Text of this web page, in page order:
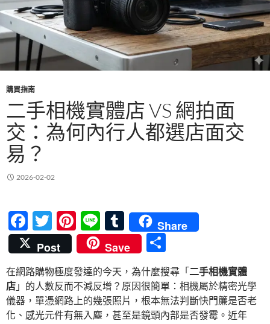
購買指南
二手相機實體店 VS 網拍面
交：為何內行人都選店面交
易？
2026-02-02
F
ac
e
b
o
o
T
w
itt
er
Pi
nt
er
es
t
Li
n
e
T
u
m
bl
r
Share
Post
Save
享
在網路購物極度發達的今天，為什麼搜尋「二手相機實體
店 」的人數反而不減反增？原因很簡單：相機屬於精密光學
儀器，單憑網路上的幾張照片，根本無法判斷快門簾是否老
化、感光元件有無入塵，甚至是鏡頭內部是否發霉。近年